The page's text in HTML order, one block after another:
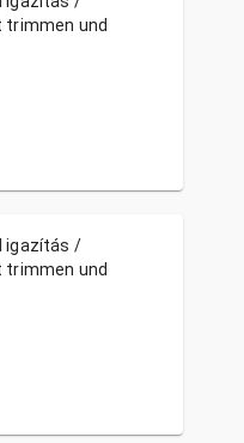
trimmen und
igazítás /
trimmen und